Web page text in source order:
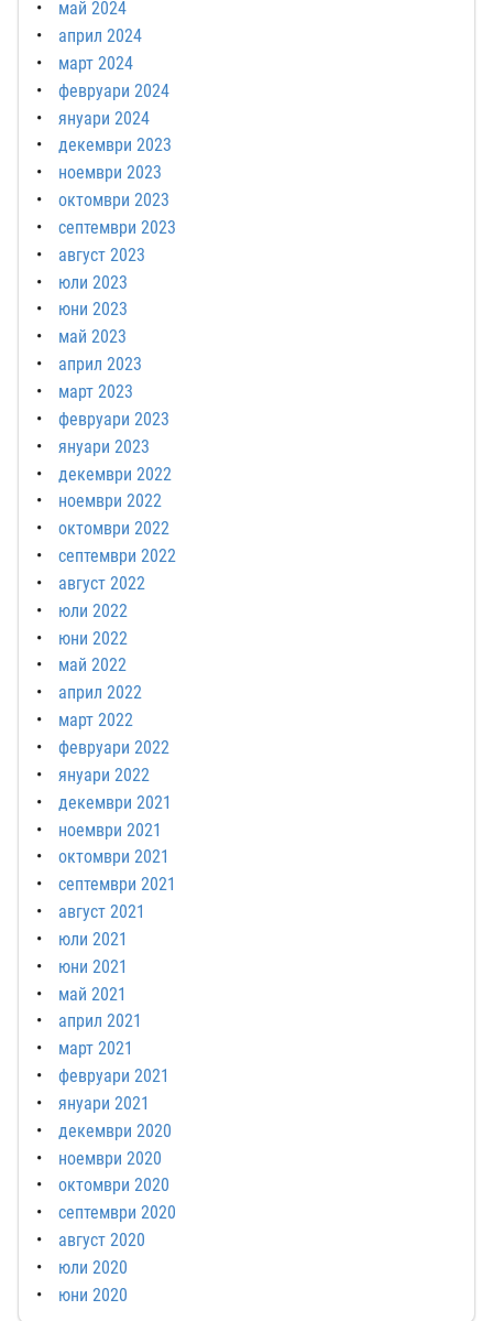
май 2024
април 2024
март 2024
февруари 2024
януари 2024
декември 2023
ноември 2023
октомври 2023
септември 2023
август 2023
юли 2023
юни 2023
май 2023
април 2023
март 2023
февруари 2023
януари 2023
декември 2022
ноември 2022
октомври 2022
септември 2022
август 2022
юли 2022
юни 2022
май 2022
април 2022
март 2022
февруари 2022
януари 2022
декември 2021
ноември 2021
октомври 2021
септември 2021
август 2021
юли 2021
юни 2021
май 2021
април 2021
март 2021
февруари 2021
януари 2021
декември 2020
ноември 2020
октомври 2020
септември 2020
август 2020
юли 2020
юни 2020